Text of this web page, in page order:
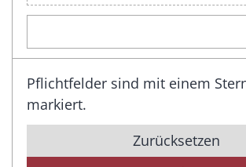
Pflichtfelder sind mit einem
markiert.
Zurücksetzen